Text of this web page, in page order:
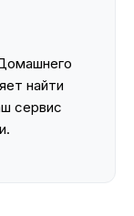
найти
сервис